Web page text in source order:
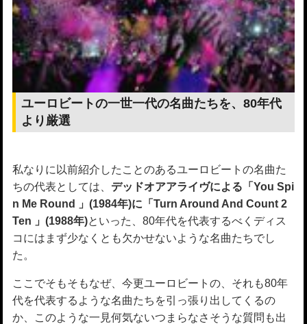
ユーロビートの一世一代の名曲たちを、80年代
より厳選
私なりに以前紹介したことのあるユーロビートの名曲た
ちの代表としては、 デッドオアアライヴによる「You Spi
n Me Round 」(1984年)に「Turn Around And Count 2
Ten 」(1988年)といった、80年代を代表するべくディス
コにはまず少なくとも欠かせないような名曲たちでし
た。
ここでそもそもなぜ、今更ユーロビートの、それも80年
代を代表するような名曲たちを引っ張り出してくるの
か、このような一見何気ないつまらなさそうな質問も出